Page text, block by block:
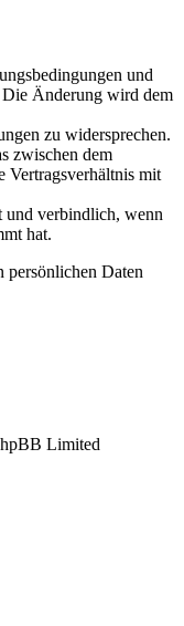
und
Die Änderung wird dem
zu widersprechen.
zwischen dem
Vertragsverhältnis mit
und verbindlich, wenn
hat.
persönlichen Daten
Limited